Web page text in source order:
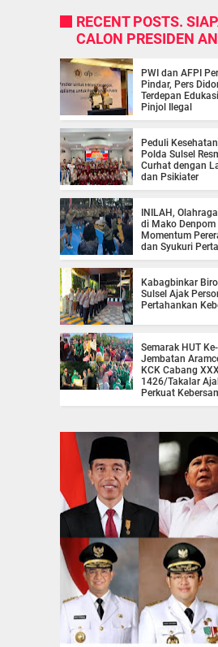
RECENT POSTS.
CALON PRESIDEN
PWI dan AFPI
Pindar, Pers
Terdepan
Pinjol Ilegal
Peduli
Polda Sulsel
Curhat dengan
dan Psikiater
INILAH,
di Mako
Momentum
dan Syukuri
Kabagbinkar
Sulsel Ajak
Pertahankan
Semarak HUT
Jembatan
KCK Cabang
1426/Takalar
Perkuat